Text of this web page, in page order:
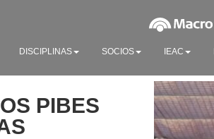
DISCIPLINAS SOCIOS IEAC
PIBES